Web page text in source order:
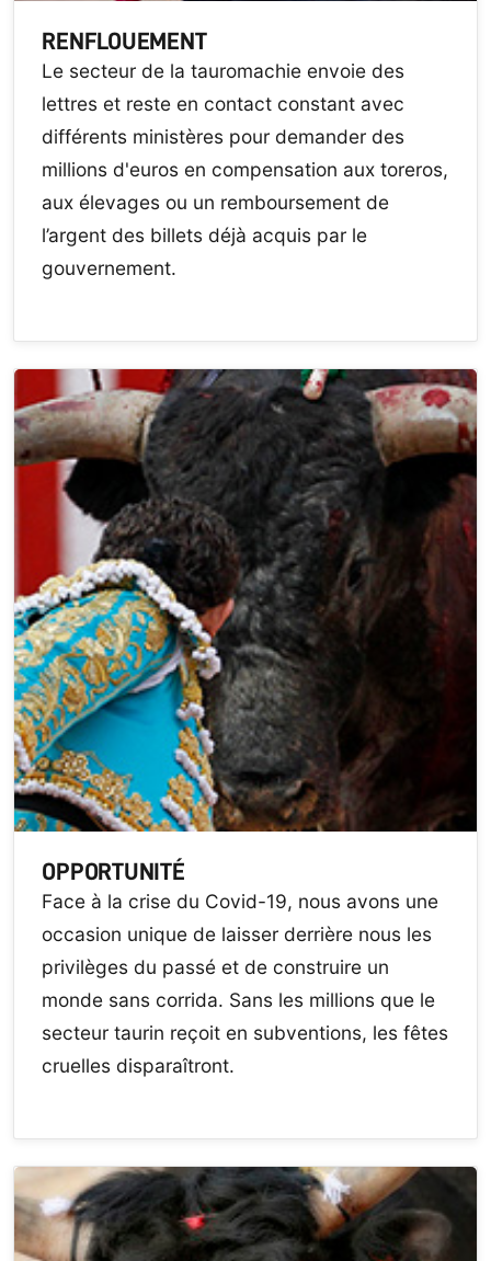
RENFLOUEMENT
Le secteur de la tauromachie envoie des
lettres et reste en contact constant avec
différents ministères pour demander des
millions d'euros en compensation aux toreros,
aux élevages ou un remboursement de
l’argent des billets déjà acquis par le
gouvernement.
OPPORTUNITÉ
Face à la crise du Covid-19, nous avons une
occasion unique de laisser derrière nous les
privilèges du passé et de construire un
monde sans corrida. Sans les millions que le
secteur taurin reçoit en subventions, les fêtes
cruelles disparaîtront.